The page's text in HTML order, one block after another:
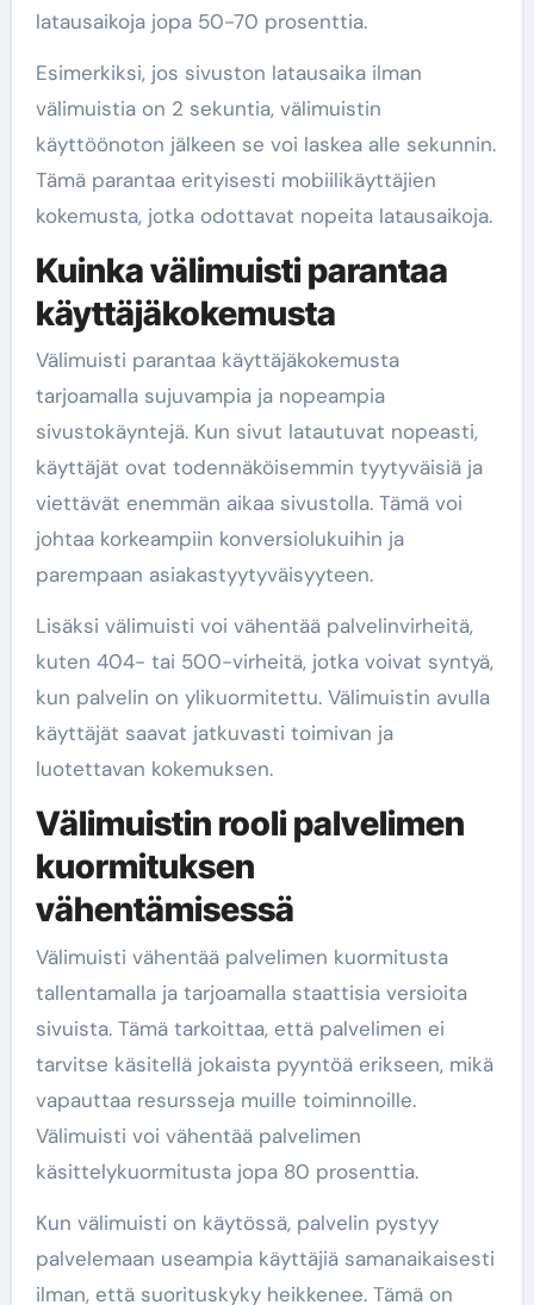
latausaikoja jopa 50-70 prosenttia.
Esimerkiksi, jos sivuston latausaika ilman
välimuistia on 2 sekuntia, välimuistin
käyttöönoton jälkeen se voi laskea alle sekunnin.
Tämä parantaa erityisesti mobiilikäyttäjien
kokemusta, jotka odottavat nopeita latausaikoja.
Kuinka välimuisti parantaa
käyttäjäkokemusta
Välimuisti parantaa käyttäjäkokemusta
tarjoamalla sujuvampia ja nopeampia
sivustokäyntejä. Kun sivut latautuvat nopeasti,
käyttäjät ovat todennäköisemmin tyytyväisiä ja
viettävät enemmän aikaa sivustolla. Tämä voi
johtaa korkeampiin konversiolukuihin ja
parempaan asiakastyytyväisyyteen.
Lisäksi välimuisti voi vähentää palvelinvirheitä,
kuten 404- tai 500-virheitä, jotka voivat syntyä,
kun palvelin on ylikuormitettu. Välimuistin avulla
käyttäjät saavat jatkuvasti toimivan ja
luotettavan kokemuksen.
Välimuistin rooli palvelimen
kuormituksen
vähentämisessä
Välimuisti vähentää palvelimen kuormitusta
tallentamalla ja tarjoamalla staattisia versioita
sivuista. Tämä tarkoittaa, että palvelimen ei
tarvitse käsitellä jokaista pyyntöä erikseen, mikä
vapauttaa resursseja muille toiminnoille.
Välimuisti voi vähentää palvelimen
käsittelykuormitusta jopa 80 prosenttia.
Kun välimuisti on käytössä, palvelin pystyy
palvelemaan useampia käyttäjiä samanaikaisesti
ilman, että suorituskyky heikkenee. Tämä on